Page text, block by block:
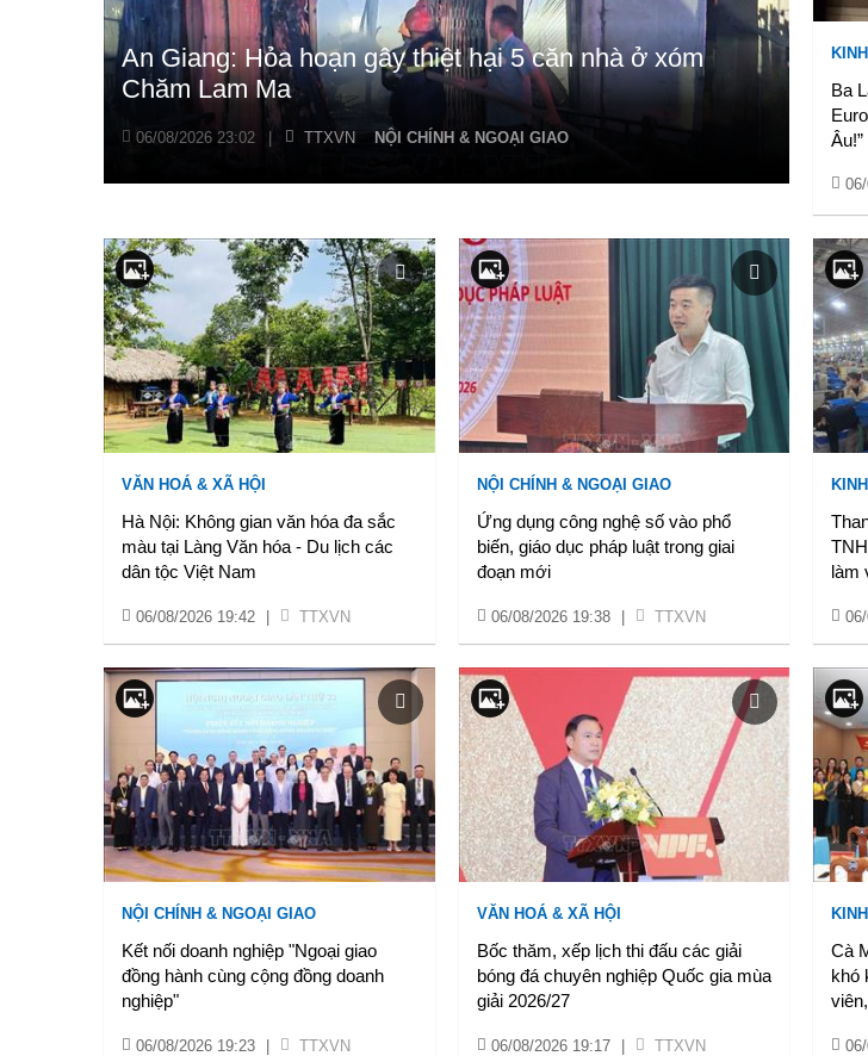
An Giang: Hỏa hoạn gây thiệt hại 5 căn nhà ở xóm
Chăm Lam Ma
06/08/2026 23:02 TTXVN NỘI CHÍNH & NGOẠI GIAO
Ba
VĂN HOÁ & XÃ HỘI
Hà Nội: Không gian văn hóa đa sắc
màu tại Làng Văn hóa - Du lịch các
dân tộc Việt Nam
06/08/2026 19:42 TTXVN
NỘI CHÍNH & NGOẠI GIAO
Ứng dụng công nghệ số vào phổ
biến, giáo dục pháp luật trong giai
đoạn mới
06/08/2026 19:38 TTXVN
làm
NỘI CHÍNH & NGOẠI GIAO
Kết nối doanh nghiệp "Ngoại giao
đồng hành cùng cộng đồng doanh
nghiệp"
06/08/2026 19:23 TTXVN
VĂN HOÁ & XÃ HỘI
Bốc thăm, xếp lịch thi đấu các giải
bóng đá chuyên nghiệp Quốc gia mùa
giải 2026/27
06/08/2026 19:17 TTXVN
Cà
khó